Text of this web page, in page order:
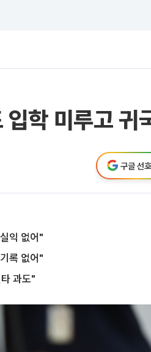
학 미루고
구글 선
익 없어"
록 없어"
과도"